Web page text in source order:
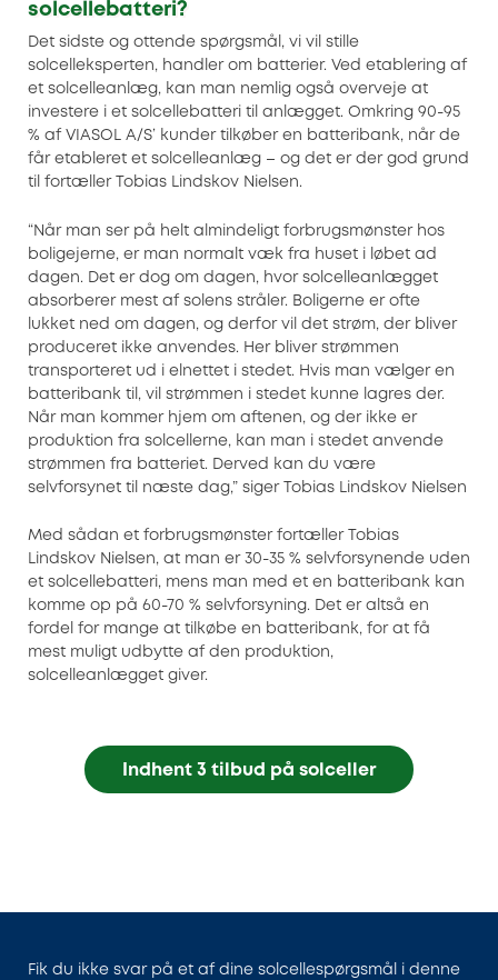
solcellebatteri?
Det sidste og ottende spørgsmål, vi vil stille
solcelleksperten, handler om batterier. Ved etablering af
et solcelleanlæg, kan man nemlig også overveje at
investere i et solcellebatteri til anlægget. Omkring 90-95
% af VIASOL A/S’ kunder tilkøber en batteribank, når de
får etableret et solcelleanlæg – og det er der god grund
til fortæller Tobias Lindskov Nielsen.
“Når man ser på helt almindeligt forbrugsmønster hos
boligejerne, er man normalt væk fra huset i løbet ad
dagen. Det er dog om dagen, hvor solcelleanlægget
absorberer mest af solens stråler. Boligerne er ofte
lukket ned om dagen, og derfor vil det strøm, der bliver
produceret ikke anvendes. Her bliver strømmen
transporteret ud i elnettet i stedet. Hvis man vælger en
batteribank til, vil strømmen i stedet kunne lagres der.
Når man kommer hjem om aftenen, og der ikke er
produktion fra solcellerne, kan man i stedet anvende
strømmen fra batteriet. Derved kan du være
selvforsynet til næste dag,” siger Tobias Lindskov Nielsen
Med sådan et forbrugsmønster fortæller Tobias
Lindskov Nielsen, at man er 30-35 % selvforsynende uden
et solcellebatteri, mens man med et en batteribank kan
komme op på 60-70 % selvforsyning. Det er altså en
fordel for mange at tilkøbe en batteribank, for at få
mest muligt udbytte af den produktion,
solcelleanlægget giver.
Indhent 3 tilbud på solceller
Fik du ikke svar på et af dine solcellespørgsmål i denne